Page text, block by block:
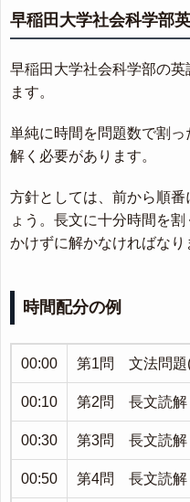
早稲田大学社会科学部
早稲田大学社会科学部の
ます。
単純に時間を問題数で割
解く必要があります。
方針としては、前から順
ょう。長文に十分時間を
かけずに解かなければなり
時間配分の例
00:00 第1問 文法問題
00:10 第2問 長文読解
00:30 第3問 長文読解
00:50 第4問 長文読解